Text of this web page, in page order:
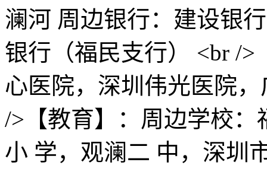
澜河 周边银行：建设银
银行（福民支行） <br /
心医院，深圳伟光医院
/>【教育】：周边学校
小 学，观澜二 中，深圳